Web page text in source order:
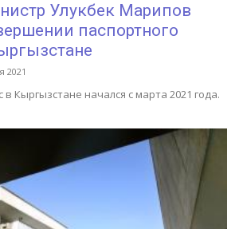
Улукбек Марипов
паспортного
2021
Кыргызстане начался с марта 2021 года.